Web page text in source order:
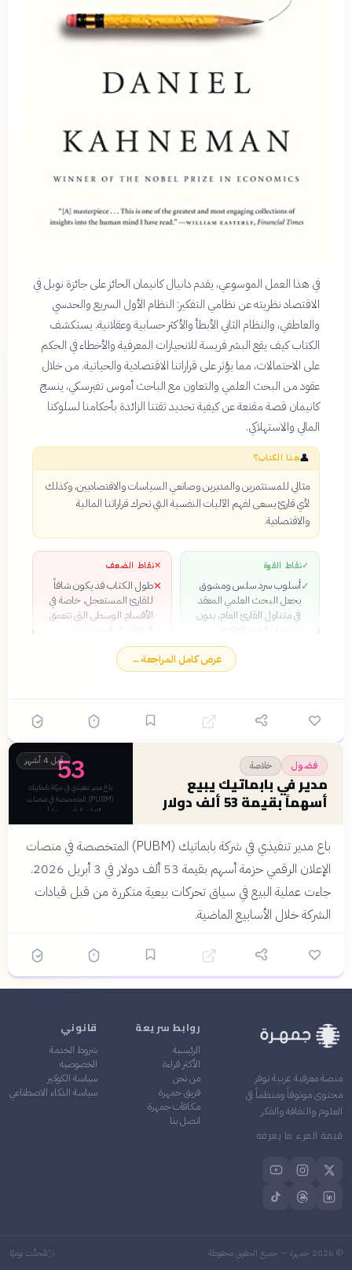
في هذا العمل الموسوعي، يقدم دانيال كانيمان الحائز على جائزة نوبل في
الاقتصاد نظريته عن نظامي التفكير: النظام الأول السريع والحدسي
والعاطفي، والنظام الثاني الأبطأ والأكثر حسابية وعقلانية. يستكشف
الكتاب كيف يقع البشر فريسة للانحيازات المعرفية والأخطاء في الحكم
على الاحتمالات، مما يؤثر على قراراتنا الاقتصادية والحياتية. من خلال
عقود من البحث العلمي والتعاون مع الباحث أموس تفيرسكي، ينسج
كانيمان قصة مقنعة عن كيفية تحديد ثقتنا الزائدة بأحكامنا لسلوكنا
المالي والاستهلاكي.
👤هذا الكتاب؟
مثالي للمستثمرين والمديرين وصانعي السياسات والاقتصاديين، وكذلك
لأي قارئ يسعى لفهم الآليات النفسية التي تحرك قراراتنا المالية
والاقتصادية.
✓نقاط القوة
✓أسلوب سرد سلس ومشوق
يجعل البحث العلمي المعقد
في متناول القارئ العام، بدون
تضحية بالعمق الفكري
تطبيقات عملية مباشرة على
حياتنا اليومية والقرارات
المالية، من استثمار الأموال
الأفكار تدريجياً من المبادئ
والرفاهية
✓أمثلة تجريبية حقيقية وجريئة
توضح الفجوات بين الحكم
الاقتصادي النظري والسلوك
✕نقاط الضعف
✕طول الكتاب قد يكون شاقاً
للقارئ المستعجل، خاصة في
الأقسام الوسطى التي تتعمق
في تفاصيل البحث
✕بعض الدراسات المستشهد
بها واجهت انتقادات حول
إعادة الإنتاجية والصلاحية
عرض كامل المراجعة←
فضول خلاصة
مدير في بابماتيك يبيع
أسهماً بقيمة 53 ألف دولار
قبل 4 أشهر53
باع مدير تنفيذي في شركة بابماتيك
(PUBM) المتخصصة في منصات
الإعلان الرقمي حزمة أس
باع مدير تنفيذي في شركة بابماتيك (PUBM) المتخصصة في منصات
الإعلان الرقمي حزمة أسهم بقيمة 53 ألف دولار في 3 أبريل 2026.
جاءت عملية البيع في سياق تحركات بيعية متكررة من قبل قيادات
الشركة خلال الأسابيع الماضية.
منصة معرفية عربية توفر
محتوى موثوقاً ومنظماً في
العلوم والثقافة والفكر
قيمة المرء ما يعرفه
روابط سريعة
الرئيسية
الأكثر قراءة
من نحن
فريق جمهرة
مكافآت جمهرة
اتصل بنا
قانوني
شروط الخدمة
الخصوصية
سياسة الكوكيز
سياسة الذكاء الاصطناعي
©
2026 جمهرة — جميع الحقوق محفوظة مُحدَّث يوميًا